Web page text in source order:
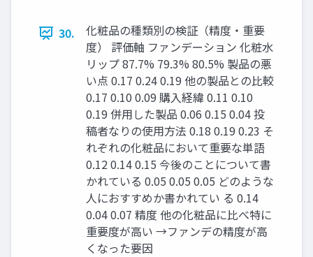
30.
化粧品の種類別の検証（精度・重要
度） 評価軸 ファンデーション 化粧水
リップ 87.7% 79.3% 80.5% 製品の悪
い点 0.17 0.24 0.19 他の製品との比較
0.17 0.10 0.09 購入経緯 0.11 0.10
0.19 併用した製品 0.06 0.15 0.04 投
稿者なりの使用方法 0.18 0.19 0.23 そ
れぞれの化粧品において重要な単語
0.12 0.14 0.15 今後のことについて書
かれている 0.05 0.05 0.05 どのような
人におすすめか書かれてい る 0.14
0.04 0.07 精度 他の化粧品に比べ特に
重要度が高い →ファンデの精度が高
くなった要因